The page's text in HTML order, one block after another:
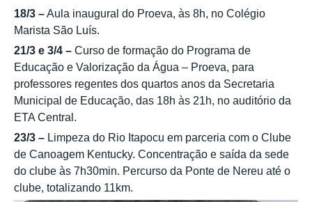
18/3 –Aula inaugural do Proeva, às 8h, no Colégio
Marista São Luís.
21/3 e 3/4 – Curso de formação do Programa de
Educação e Valorização da Água – Proeva, para
professores regentes dos quartos anos da Secretaria
Municipal de Educação, das 18h às 21h, no auditório da
ETA Central.
23/3 – Limpeza do Rio Itapocu em parceria com o Clube
de Canoagem Kentucky. Concentração e saída da sede
do clube às 7h30min. Percurso da Ponte de Nereu até o
clube, totalizando 11km.